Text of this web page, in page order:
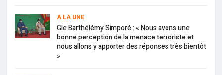
A LA UNE
Gle Barthélémy Simporé : « Nous avons une
bonne perception de la menace terroriste et
nous allons y apporter des réponses très bientôt
»